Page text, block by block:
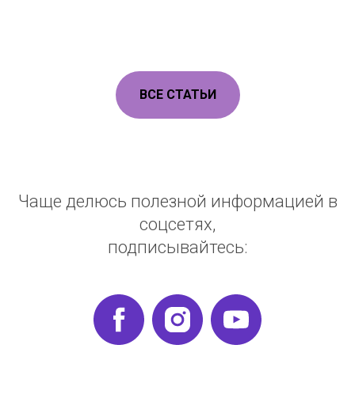
ВСЕ СТАТЬИ
Чаще делюсь полезной информацией в
соцсетях,
подписывайтесь: